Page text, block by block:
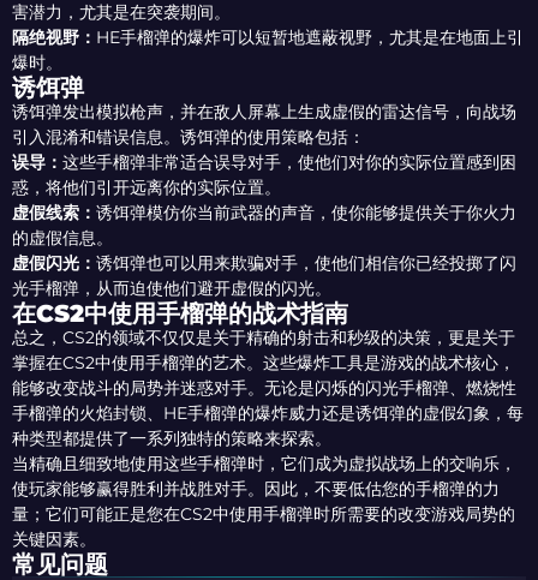
害潜力，尤其是在突袭期间。
隔绝视野： HE手榴弹的爆炸可以短暂地遮蔽视野，尤其是在地面上引
爆时。
诱饵弹
诱饵弹发出模拟枪声，并在敌人屏幕上生成虚假的雷达信号，向战场
引入混淆和错误信息。诱饵弹的使用策略包括：
误导： 这些手榴弹非常适合误导对手，使他们对你的实际位置感到困
惑，将他们引开远离你的实际位置。
虚假线索： 诱饵弹模仿你当前武器的声音，使你能够提供关于你火力
的虚假信息。
虚假闪光： 诱饵弹也可以用来欺骗对手，使他们相信你已经投掷了闪
光手榴弹，从而迫使他们避开虚假的闪光。
在CS2中使用手榴弹的战术指南
总之，CS2的领域不仅仅是关于精确的射击和秒级的决策，更是关于
掌握在CS2中使用手榴弹的艺术。这些爆炸工具是游戏的战术核心，
能够改变战斗的局势并迷惑对手。无论是闪烁的闪光手榴弹、燃烧性
手榴弹的火焰封锁、HE手榴弹的爆炸威力还是诱饵弹的虚假幻象，每
种类型都提供了一系列独特的策略来探索。
当精确且细致地使用这些手榴弹时，它们成为虚拟战场上的交响乐，
使玩家能够赢得胜利并战胜对手。因此，不要低估您的手榴弹的力
量；它们可能正是您在CS2中使用手榴弹时所需要的改变游戏局势的
关键因素。
常见问题